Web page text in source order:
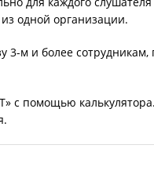
одной организации.
м и более сотрудникам,
с помощью